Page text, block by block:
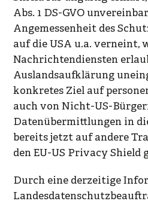
Abs. 1 DS-GVO
Angemessenheit des
auf die USA u.a. verneint,
Nachrichtendiensten
Auslandsaufklärung
konkretes Ziel auf
auch von Nicht-US-
Datenübermittlungen in
bereits jetzt auf andere
den EU-US Privacy Shield
Durch eine derzeitige